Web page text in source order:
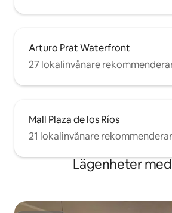
Arturo Prat Waterfront
27 lokalinvånare
Mall Plaza de los Ríos
21 lokalinvånare rekommenderar
Lägenheter